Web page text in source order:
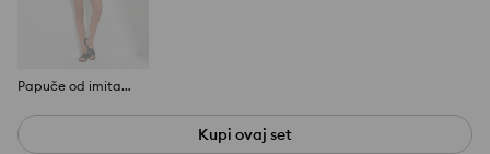
Papuče od imitacije kože
Kupi ovaj set